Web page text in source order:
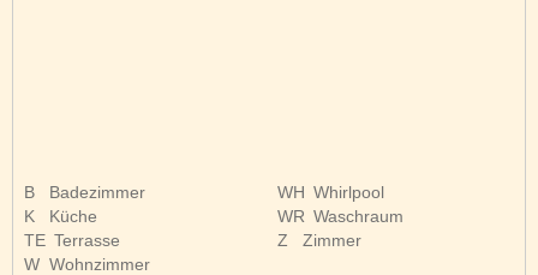
B
Badezimmer
K
Küche
TE Terrasse
W Wohnzimmer
WH Whirlpool
WR Waschraum
Z
Zimmer